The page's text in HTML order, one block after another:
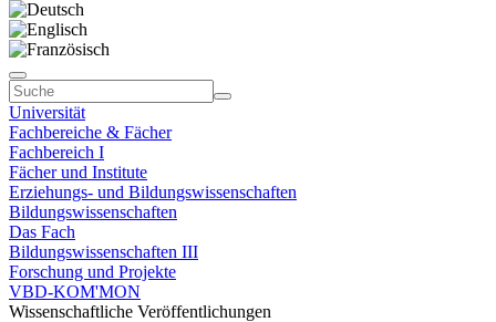
Universität
Fachbereiche & Fächer
Fachbereich I
Fächer und Institute
Erziehungs- und Bildungswissenschaften
Bildungswissenschaften
Das Fach
Bildungswissenschaften III
Forschung und Projekte
VBD-KOM'MON
Wissenschaftliche Veröffentlichungen